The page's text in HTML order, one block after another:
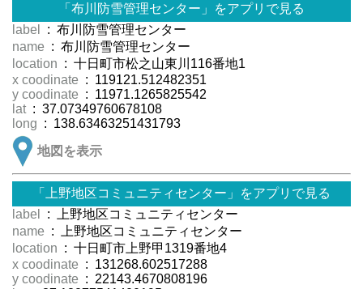
「布川防雪管理センター」をアプリで見る
label
: 布川防雪管理センター
name : 布川防雪管理センター
location : 十日町市松之山東川116番地1
x coodinate : 119121.512482351
y coodinate : 11971.1265825542
lat : 37.07349760678108
long : 138.63463251431793
地図を表示
「上野地区コミュニティセンター」をアプリで見る
label
: 上野地区コミュニティセンター
name : 上野地区コミュニティセンター
location : 十日町市上野甲1319番地4
x coodinate : 131268.602517288
y coodinate : 22143.4670808196